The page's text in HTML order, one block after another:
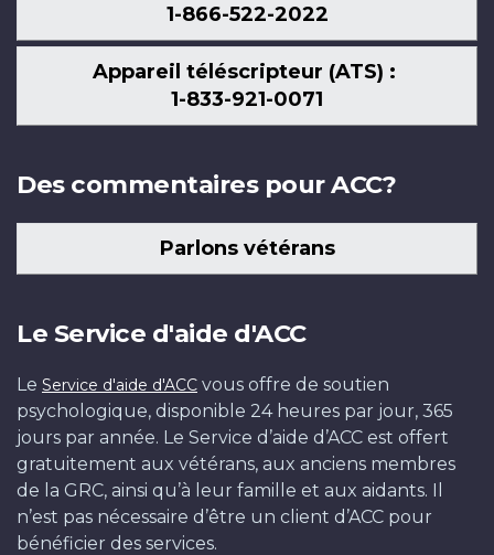
1-866-522-2022
Appareil téléscripteur (ATS) :
1-833-921-0071
Des commentaires pour ACC?
Parlons vétérans
Le Service d'aide d'ACC
Le Service d'aide d'ACC vous offre de soutien
psychologique, disponible 24 heures par jour, 365
jours par année. Le Service d’aide d’ACC est offert
gratuitement aux vétérans, aux anciens membres
de la GRC, ainsi qu’à leur famille et aux aidants. Il
n’est pas nécessaire d’être un client d’ACC pour
bénéficier des services.